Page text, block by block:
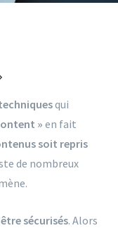
qui
» en fait
soit repris
de nombreux
être sécurisés. Alors